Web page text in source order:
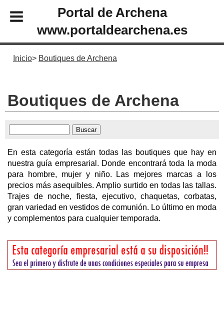
Portal de Archena
www.portaldearchena.es
Inicio Boutiques de Archena
Boutiques de Archena
En esta categoría están todas las boutiques que hay en
nuestra guía empresarial. Donde encontrará toda la moda
para hombre, mujer y niño. Las mejores marcas a los
precios más asequibles. Amplio surtido en todas las tallas.
Trajes de noche, fiesta, ejecutivo, chaquetas, corbatas,
gran variedad en vestidos de comunión. Lo último en moda
y complementos para cualquier temporada.